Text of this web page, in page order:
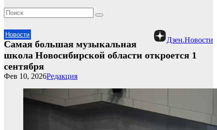
Новости
Дзен.Новости
Самая большая музыкальная
школа Новосибирской области откроется 1
сентября
Редакция
Фев 10, 2026